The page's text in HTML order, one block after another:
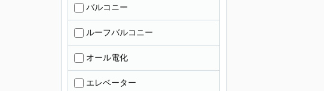
バルコニー
ルーフバルコニー
オール電化
エレベーター